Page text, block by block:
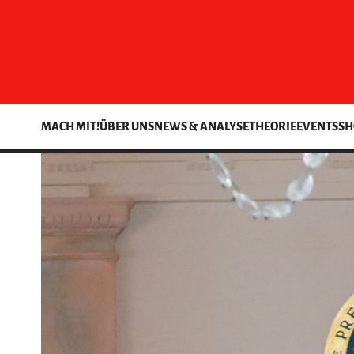
MACH MIT!ÜBER UNSNEWS & ANALYSETHEORIEEVENTS